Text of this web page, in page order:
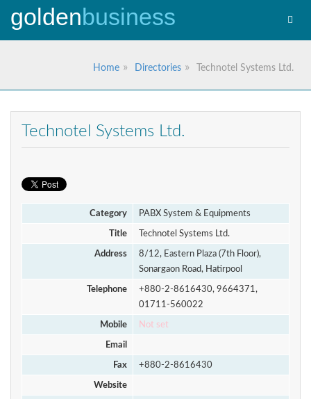
goldenbusiness
Home Directories Technotel Systems Ltd.
Technotel Systems Ltd.
Category PABX System & Equipments
Title Technotel Systems Ltd.
Address
8/12, Eastern Plaza (7th Floor),
Sonargaon Road, Hatirpool
Telephone
+880-2-8616430, 9664371,
01711-560022
Mobile Not set
Email
Fax +880-2-8616430
Website